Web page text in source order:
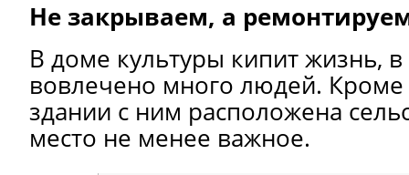
Не закрываем, а
В доме культуры кипит жизнь,
вовлечено много людей. Кроме
здании с ним расположена
место не менее важное.